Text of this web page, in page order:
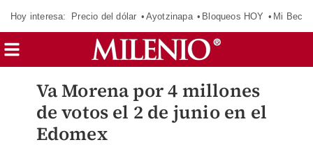
Hoy interesa: Precio del dólar Ayotzinapa Bloqueos HOY Mi Beca
Va Morena por 4 millones
de votos el 2 de junio en el
Edomex